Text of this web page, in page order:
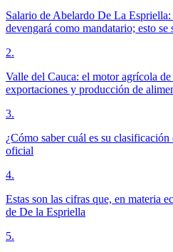
Salario de Abelardo De La
devengará como mandatario; esto se
2.
Valle del Cauca: el motor agrícola
exportaciones y producción de
3.
¿Cómo saber cuál es su
oficial
4.
Estas son las cifras que, en materia
de De la Espriella
5.